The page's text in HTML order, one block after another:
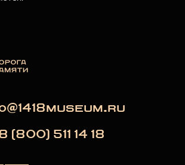
(800) 511 14 18